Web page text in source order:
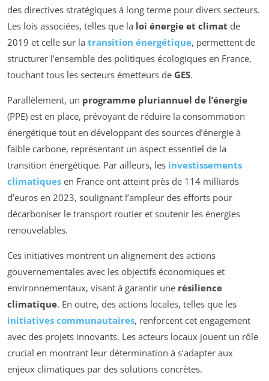
des directives stratégiques à long terme pour divers secteurs.
Les lois associées, telles que la loi énergie et climat de
2019 et celle sur la transition énergétique, permettent de
structurer l’ensemble des politiques écologiques en France,
touchant tous les secteurs émetteurs de GES.
Parallèlement, un programme pluriannuel de l’énergie
(PPE) est en place, prévoyant de réduire la consommation
énergétique tout en développant des sources d’énergie à
faible carbone, représentant un aspect essentiel de la
transition énergétique. Par ailleurs, les investissements
climatiques en France ont atteint près de 114 milliards
d’euros en 2023, soulignant l’ampleur des efforts pour
décarboniser le transport routier et soutenir les énergies
renouvelables.
Ces initiatives montrent un alignement des actions
gouvernementales avec les objectifs économiques et
environnementaux, visant à garantir une résilience
climatique. En outre, des actions locales, telles que les
initiatives communautaires, renforcent cet engagement
avec des projets innovants. Les acteurs locaux jouent un rôle
crucial en montrant leur détermination à s’adapter aux
enjeux climatiques par des solutions concrètes.